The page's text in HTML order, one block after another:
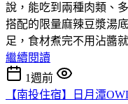
說，能吃到兩種肉類、
搭配的限量麻辣豆漿湯
足，食材煮完不用沾醬
繼續閱讀
1週前
【南投住宿】日月潭